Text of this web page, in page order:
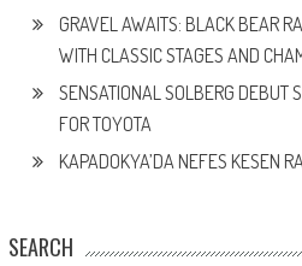
GRAVEL AWAITS: BLACK BEAR
WITH CLASSIC STAGES AND
SENSATIONAL SOLBERG DEBUT
FOR TOYOTA
KAPADOKYA’DA NEFES KESEN
SEARCH